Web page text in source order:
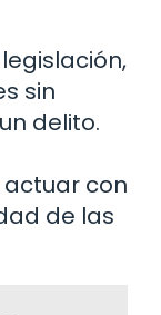
sin
delito.
con
de las